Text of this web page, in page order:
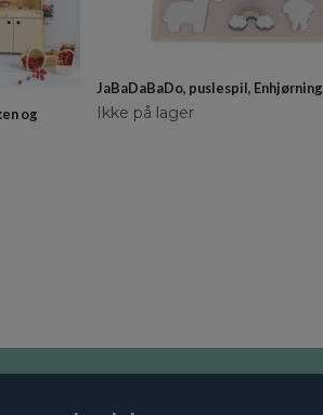
og
JaBaDaBaDo, puslespil, Enhjørning
Ikke på lager